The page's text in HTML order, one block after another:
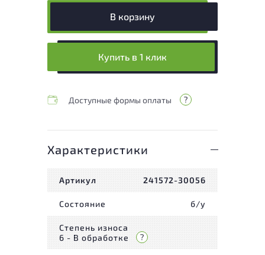
В корзину
Купить в 1 клик
Доступные формы оплаты
Характеристики
Артикул 241572-30056
Состояние б/у
Степень износа
6 - В обработке